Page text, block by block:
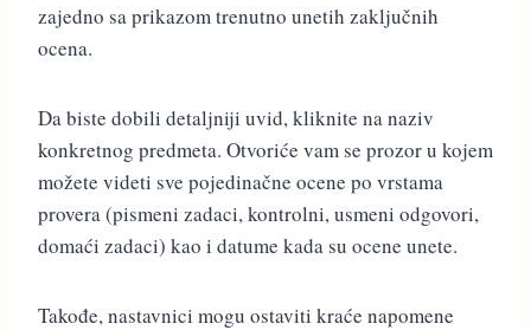
zajedno sa prikazom trenutno unetih zaključnih
ocena.
Da biste dobili detaljniji uvid, kliknite na naziv
konkretnog predmeta. Otvoriće vam se prozor u kojem
možete videti sve pojedinačne ocene po vrstama
provera (pismeni zadaci, kontrolni, usmeni odgovori,
domaći zadaci) kao i datume kada su ocene unete.
Takođe, nastavnici mogu ostaviti kraće napomene